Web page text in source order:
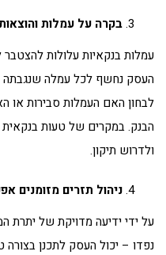
בקרה על עמלות
עמלות בנקאיות עלולות
העסק נחשף לכל עמלה שנגבתה
לבחון האם העמלות סבירות
הבנק. במקרים של טעות
ולדרוש תיקון.
ניהול תזרים מזומנים
על ידי ידיעה מדויקת של יתרת
נפדו – יכול העסק לתכנן בצורה